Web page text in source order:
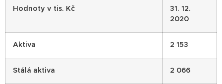
Hodnoty v tis. Kč
31. 12.
2020
Aktiva 2 153
Stálá aktiva 2 066